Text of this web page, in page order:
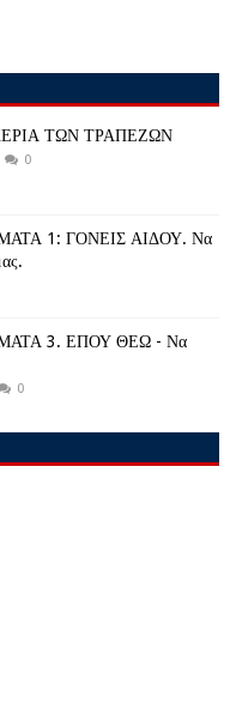
ΤΩΝ ΤΡΑΠΕΖΩΝ
0
1: ΓΟΝΕΙΣ ΑΙΔΟΥ. Να
3. ΕΠΟΥ ΘΕΩ - Να
0